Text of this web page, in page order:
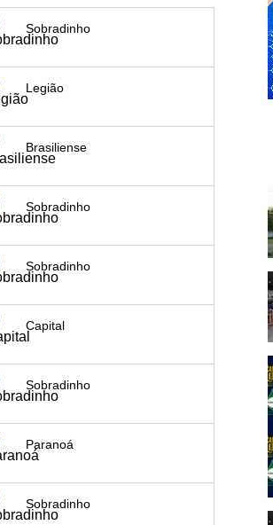
Sobradinho
Legião
Brasiliense
Sobradinho
Sobradinho
Capital
Sobradinho
Paranoá
Sobradinho